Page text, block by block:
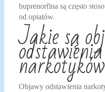
buprenorfina są często
od opiatów.
Jakie są
odstawienia
Objawy odstawienia